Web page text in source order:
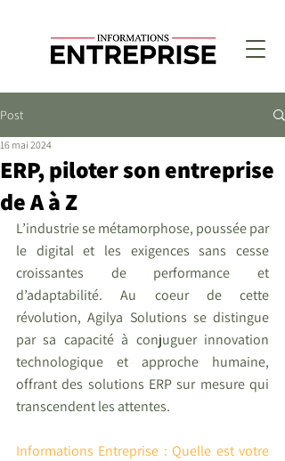
Post
ERP, piloter son entreprise
de A à Z
16 mai 2024
L’industrie se métamorphose, poussée par
le digital et les exigences sans cesse
croissantes de performance et
d’adaptabilité. Au coeur de cette
révolution, Agilya Solutions se distingue
par sa capacité à conjuguer innovation
technologique et approche humaine,
offrant des solutions ERP sur mesure qui
transcendent les attentes.
Informations Entreprise : Quelle est votre